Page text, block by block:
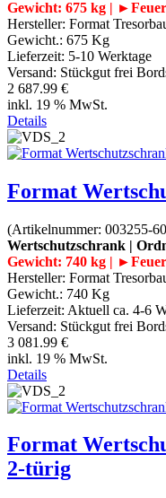
Gewicht: 675 kg |
Hersteller: Format
Gewicht.: 675 Kg
Lieferzeit: 5-10 Werktage
Versand: Stückgut frei
2 687.99 €
inkl. 19 % MwSt.
Details
Format
(Artikelnummer: 003255-
Wertschutzschrank |
Gewicht: 740 kg |
Hersteller: Format
Gewicht.: 740 Kg
Lieferzeit: Aktuell ca. 4-6
Versand: Stückgut frei
3 081.99 €
inkl. 19 % MwSt.
Details
Format
2-türig